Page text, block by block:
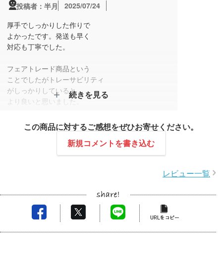
投稿者：半月
2025/07/24
厚手でしっかりした作りで
よかったです。発送も早く
対応も丁寧でした。
フェアトレード商品という
ことでしたがトレーサビリティ
がしっかりしていると
より良いと思いました。
わかると良いと思います）
スタッフコメント
と、また発送や対応についてもお褒めのお言葉を頂
戴し、大変嬉しく存じます。
また、フェアトレード商品に関するご意見につきま
続きを見る
この商品に対するご感想をぜひお寄せください。
新規コメントを書き込む
レビュー一覧